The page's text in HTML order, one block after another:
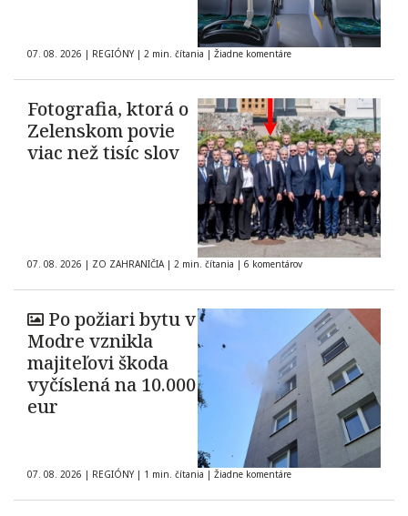
07. 08. 2026 | REGIÓNY | 2 min. čítania | Žiadne komentáre
Fotografia, ktorá o
Zelenskom povie
viac než tisíc slov
07. 08. 2026 | ZO ZAHRANIČIA | 2 min. čítania | 6 komentárov
Po požiari bytu v
Modre vznikla
majiteľovi škoda
vyčíslená na 10.000
eur
07. 08. 2026 | REGIÓNY | 1 min. čítania | Žiadne komentáre